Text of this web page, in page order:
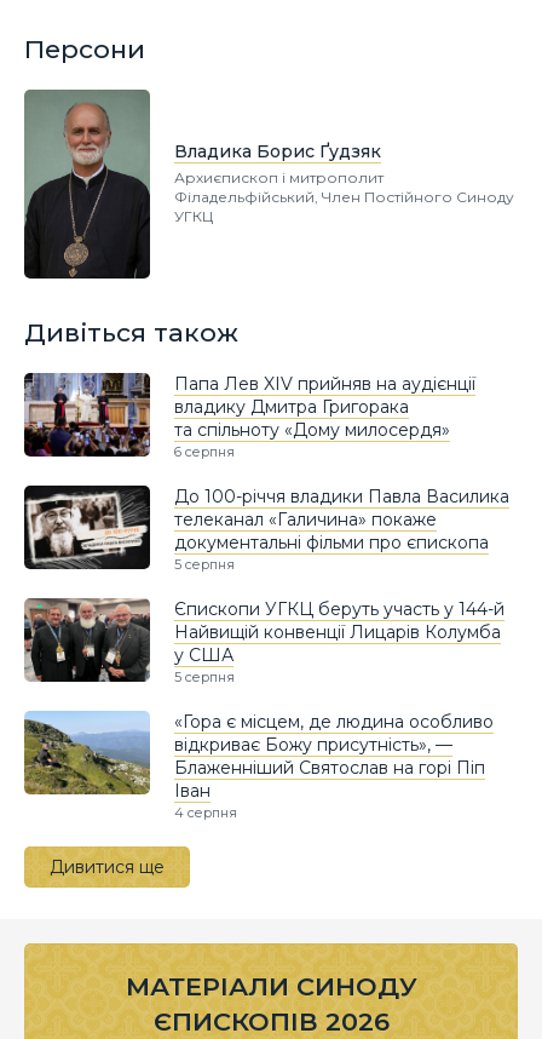
Персони
Владика Борис Ґудзяк
Архиєпископ і митрополит
Філадельфійський, Член Постійного Синоду
УГКЦ
Дивіться також
Папа Лев XIV прийняв на аудієнції
владику Дмитра Григорака
та спільноту «Дому милосердя»
6 серпня
До 100-річчя владики Павла Василика
телеканал «Галичина» покаже
документальні фільми про єпископа
5 серпня
Єпископи УГКЦ беруть участь у 144-й
Найвищій конвенції Лицарів Колумба
у США
5 серпня
«Гора є місцем, де людина особливо
відкриває Божу присутність», —
Блаженніший Святослав на горі Піп
Іван
4 серпня
Дивитися ще
МАТЕРІАЛИ СИНОДУ
ЄПИСКОПІВ 2026